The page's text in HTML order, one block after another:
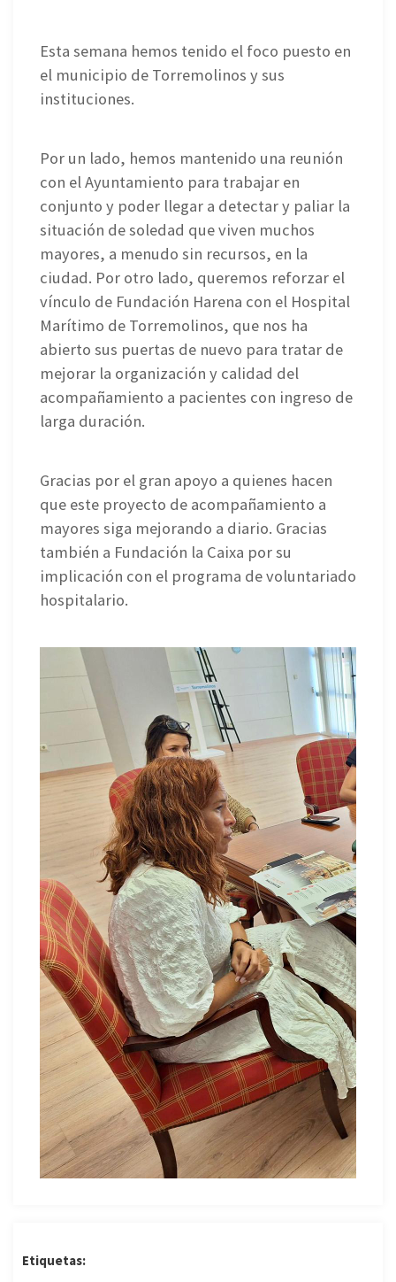
Esta semana hemos tenido el foco puesto en
el municipio de Torremolinos y sus
instituciones.
Por un lado, hemos mantenido una reunión
con el Ayuntamiento para trabajar en
conjunto y poder llegar a detectar y paliar la
situación de soledad que viven muchos
mayores, a menudo sin recursos, en la
ciudad. Por otro lado, queremos reforzar el
vínculo de Fundación Harena con el Hospital
Marítimo de Torremolinos, que nos ha
abierto sus puertas de nuevo para tratar de
mejorar la organización y calidad del
acompañamiento a pacientes con ingreso de
larga duración.
Gracias por el gran apoyo a quienes hacen
que este proyecto de acompañamiento a
mayores siga mejorando a diario. Gracias
también a Fundación la Caixa por su
implicación con el programa de voluntariado
hospitalario.
Etiquetas: